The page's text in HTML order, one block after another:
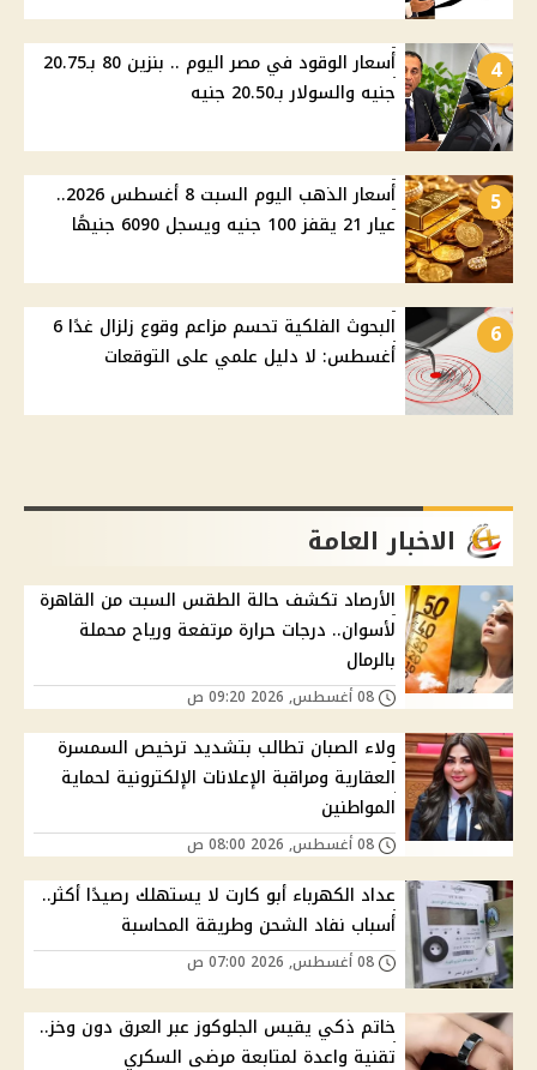
4
أسعار الوقود في مصر اليوم .. بنزين 80 بـ20.75
جنيه والسولار بـ20.50 جنيه
5
أسعار الذهب اليوم السبت 8 أغسطس 2026..
عيار 21 يقفز 100 جنيه ويسجل 6090 جنيهًا
6
البحوث الفلكية تحسم مزاعم وقوع زلزال غدًا 6
أغسطس: لا دليل علمي على التوقعات
الاخبار العامة
الأرصاد تكشف حالة الطقس السبت من القاهرة
لأسوان.. درجات حرارة مرتفعة ورياح محملة
بالرمال
ولاء الصبان تطالب بتشديد ترخيص السمسرة
العقارية ومراقبة الإعلانات الإلكترونية لحماية
المواطنين
عداد الكهرباء أبو كارت لا يستهلك رصيدًا أكثر..
أسباب نفاد الشحن وطريقة المحاسبة
خاتم ذكي يقيس الجلوكوز عبر العرق دون وخز..
تقنية واعدة لمتابعة مرضى السكري